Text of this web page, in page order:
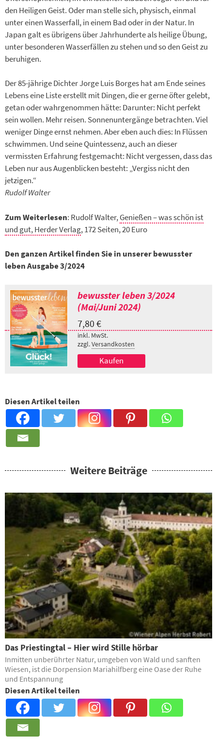
den Heiligen Geist. Oder man stelle sich, physisch, einmal
unter einen Wasserfall, in einem Bad oder in der Natur. In
Japan galt es übrigens über Jahrhunderte als heilige Übung,
unter besonderen Wasserfällen zu stehen und so den Geist zu
beruhigen.
Der 85-jährige Dichter Jorge Luis Borges hat am Ende seines
Lebens eine Liste erstellt mit Dingen, die er gerne öfter gelebt,
getan oder wahrgenommen hätte: Darunter: Nicht perfekt
sein wollen. Mehr reisen. Sonnenuntergänge betrachten. Viel
weniger Dinge ernst nehmen. Aber eben auch dies: In Flüssen
schwimmen. Und seine Quintessenz, auch an dieser
vermissten Erfahrung festgemacht: Nicht vergessen, dass das
Leben nur aus Augenblicken besteht: „Vergiss nicht den
jetzigen.“
Rudolf Walter
Zum Weiterlesen: Rudolf Walter,Genießen – was schön ist
und gut, Herder Verlag, 172 Seiten, 20 Euro
Den ganzen Artikel finden Sie in unserer bewusster
leben Ausgabe 3/2024
bewusster leben 3/2024
(Mai/Juni 2024)
7,80 €
inkl. MwSt.
zzgl.Versandkosten
Kaufen
Diesen Artikel teilen
Weitere Beiträge
Das Priestingtal – Hier wird Stille hörbar
Inmitten unberührter Natur, umgeben von Wald und sanften
Wiesen, ist die Dorpension Mariahilfberg eine Oase der Ruhe
und Entspannung
Diesen Artikel teilen